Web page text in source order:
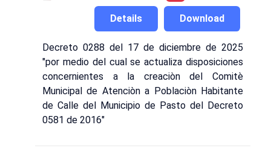
Download
Details
Decreto 0288 del 17 de diciembre de 2025
"por medio del cual se actualiza disposiciones
concernientes a la creaciòn del Comitè
Municipal de Atenciòn a Poblaciòn Habitante
de Calle del Municipio de Pasto del Decreto
0581 de 2016"